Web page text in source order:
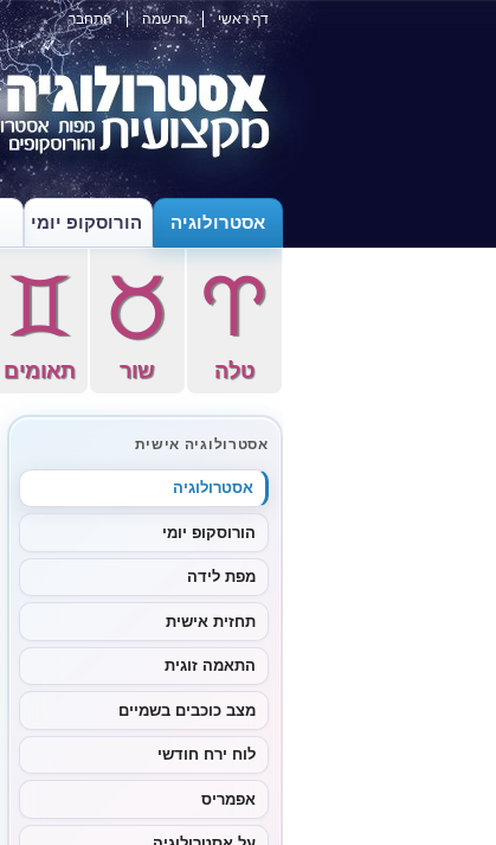
דף ראשי הרשמה התחבר
אסטרולוגיה הורוסקופ יומי
a
טלה
s
שור
d
תאומים
אסטרולוגיה אישית
אסטרולוגיה
הורוסקופ יומי
מפת לידה
תחזית אישית
התאמה זוגית
מצב כוכבים בשמיים
לוח ירח חודשי
אפמריס